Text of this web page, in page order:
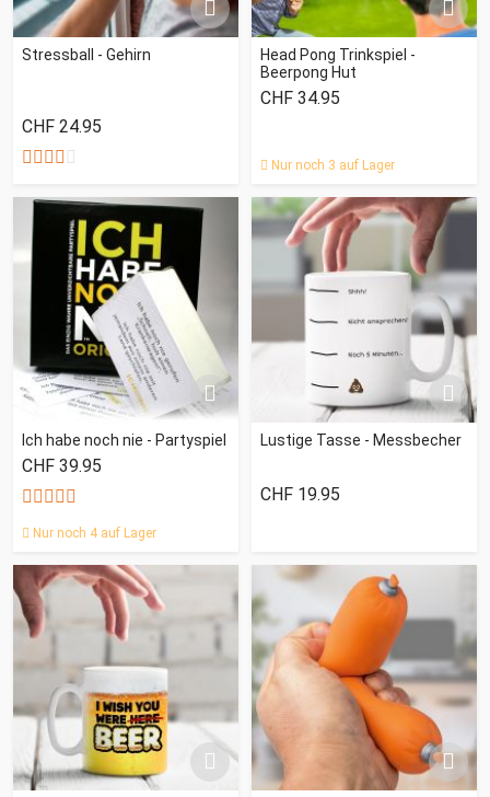
Stressball - Gehirn
CHF 24.95
Head Pong Trinkspiel -
Beerpong Hut
CHF 34.95
Nur noch 3 auf Lager
Ich habe noch nie - Partyspiel
CHF 39.95
Nur noch 4 auf Lager
Lustige Tasse - Messbecher
CHF 19.95